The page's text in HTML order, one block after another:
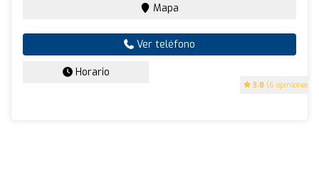
3.8 (6 opiniones)
Mapa
Ver teléfono
Horario